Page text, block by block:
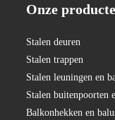
Onze
Stalen deuren
Stalen trappen
Stalen leuningen en
Stalen buitenpoorten
Balkonhekken en